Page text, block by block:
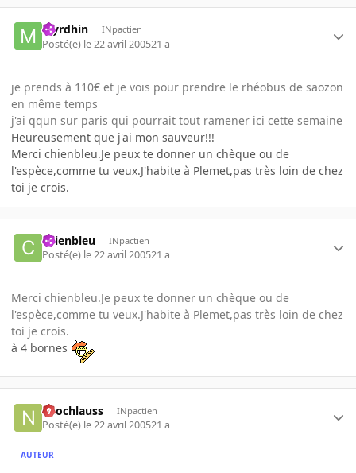
Myrdhin INpactien
Posté(e) le 22 avril 200521 a
je prends à 110€ et je vois pour prendre le rhéobus de saozon
en même temps
j'ai qqun sur paris qui pourrait tout ramener ici cette semaine
Heureusement que j'ai mon sauveur!!!
Merci chienbleu.Je peux te donner un chèque ou de
l'espèce,comme tu veux.J'habite à Plemet,pas très loin de chez
toi je crois.
chienbleu INpactien
Posté(e) le 22 avril 200521 a
Merci chienbleu.Je peux te donner un chèque ou de
l'espèce,comme tu veux.J'habite à Plemet,pas très loin de chez
toi je crois.
à 4 bornes
neochlauss INpactien
Posté(e) le 22 avril 200521 a
AUTEUR